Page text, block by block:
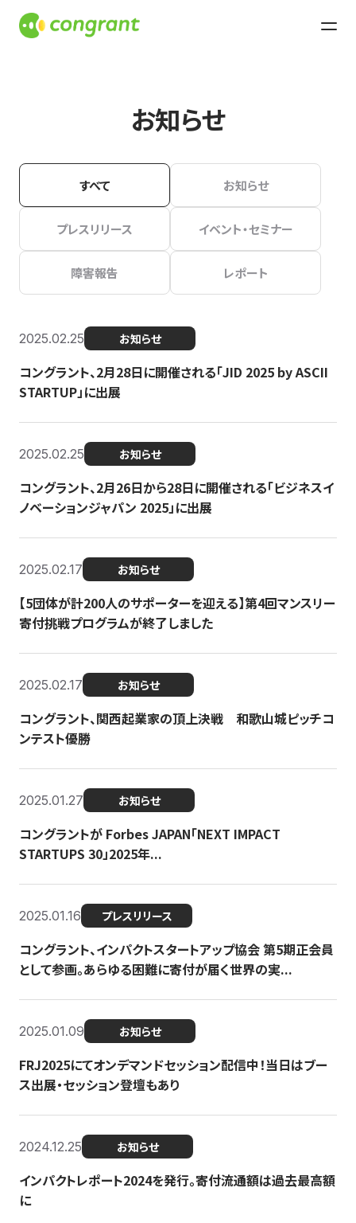
お知らせ
すべて お知らせ
プレスリリース イベント・セミナー
障害報告 レポート
2025.02.25 お知らせ
コングラント、2月28日に開催される「JID 2025 by ASCII
STARTUP」に出展
2025.02.25 お知らせ
コングラント、2月26日から28日に開催される「ビジネスイ
ノベーションジャパン 2025」に出展
2025.02.17 お知らせ
【5団体が計200人のサポーターを迎える】​​第4回マンスリー
寄付挑戦プログラムが終了しました
2025.02.17 お知らせ
コングラント、関西起業家の頂上決戦 和歌山城ピッチコ
ンテスト優勝
2025.01.27 お知らせ
コングラントが Forbes JAPAN「NEXT IMPACT
STARTUPS 30」2025年...
2025.01.16 プレスリリース
コングラント、インパクトスタートアップ協会 第5期正会員
として参画。あらゆる困難に寄付が届く世界の実...
2025.01.09 お知らせ
FRJ2025にてオンデマンドセッション配信中！当日はブー
ス出展・セッション登壇もあり
2024.12.25 お知らせ
インパクトレポート2024を発行。寄付流通額は過去最高額
に